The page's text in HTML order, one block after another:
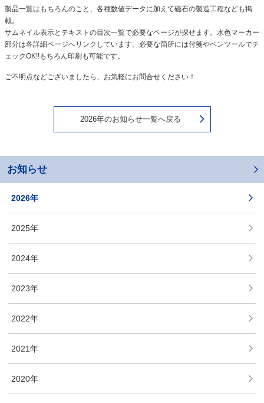
製品一覧はもちろんのこと、各種数値データに加えて磁石の製造工程なども掲
載。
サムネイル表示とテキストの目次一覧で必要なページが探せます。水色マーカー
部分は各詳細ページへリンクしています。必要な箇所には付箋やペンツールでチ
ェックOK!!もちろん印刷も可能です。
ご不明点などございましたら、お気軽にお問合せください！
2026年のお知らせ一覧へ戻る
お知らせ
2026年
2025年
2024年
2023年
2022年
2021年
2020年